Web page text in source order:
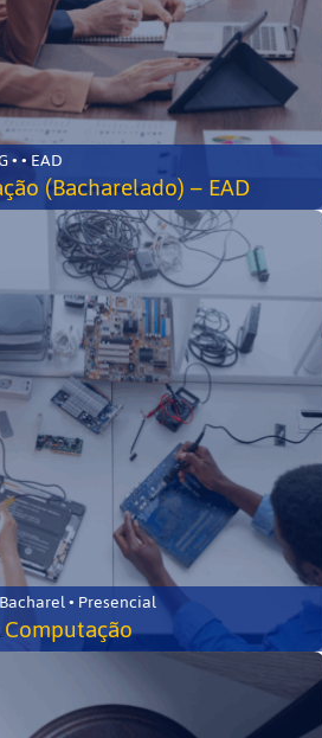
Divinópolis-MG • • EAD
(Bacharelado) – EAD
• Presencial